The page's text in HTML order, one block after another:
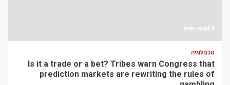
8 min read
טכנולוגיה
Is it a trade or a bet? Tribes warn Congress that
prediction markets are rewriting the rules of